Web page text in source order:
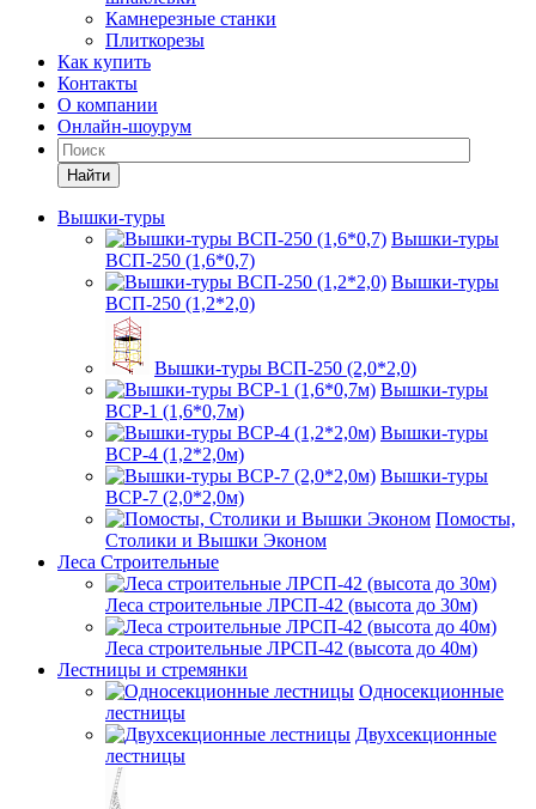
Камнерезные станки
Плиткорезы
Как купить
Контакты
О компании
Онлайн-шоурум
Найти
Вышки-туры
Вышки-туры
ВСП-250 (1,6*0,7)
Вышки-туры
ВСП-250 (1,2*2,0)
Вышки-туры ВСП-250 (2,0*2,0)
Вышки-туры
ВСР-1 (1,6*0,7м)
Вышки-туры
ВСР-4 (1,2*2,0м)
Вышки-туры
ВСР-7 (2,0*2,0м)
Помосты,
Столики и Вышки Эконом
Леса Строительные
Леса строительные ЛРСП-42 (высота до 30м)
Леса строительные ЛРСП-42 (высота до 40м)
Лестницы и стремянки
Односекционные
лестницы
Двухсекционные
лестницы